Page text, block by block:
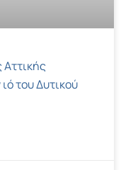
Αττικής
του Δυτικού